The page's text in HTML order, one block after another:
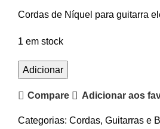
Cordas de Níquel para guitarra
1 em stock
Quantidade
de
Cordas
Elétrica
Adicionar
Compare Adicionar aos
Categorias: Cordas, Guitarras e